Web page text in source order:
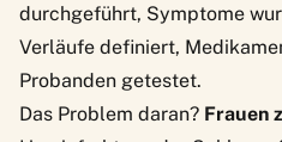
durchgeführt, Symptome
Verläufe definiert,
Probanden getestet.
Das Problem daran? Frauen